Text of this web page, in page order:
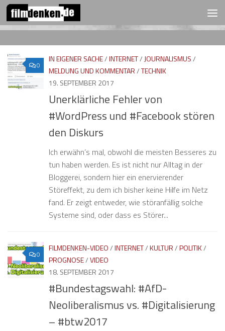
Zum Inhalt springenFOLGEN:
0
IN EIGENER SACHE/INTERNET/ JOURNALISMUS/
MELDUNG UND KOMMENTAR/TECHNIK
19. SEPTEMBER 2017
Unerklärliche Fehler von
#WordPress und #Facebook stören
den Diskurs
Ich erwähn’s mal, obwohl die meisten Besseres zu
tun haben werden. Es ist nicht nur Alltag in der
Bloggerei, sondern hier ein enervierender
Störeffekt, zu dem ich bisher keine Hilfe im Netz
fand. Er zeigt entweder, wie störanfällig solche
Systeme sind, oder dass es Störer...
0
FILMDENKEN-VIDEO/INTERNET/KULTUR/POLITIK/
PROGNOSE/VIDEO
18. SEPTEMBER 2017
#Bundestagswahl: #AfD-
Neoliberalismus vs. #Digitalisierung
– #btw2017